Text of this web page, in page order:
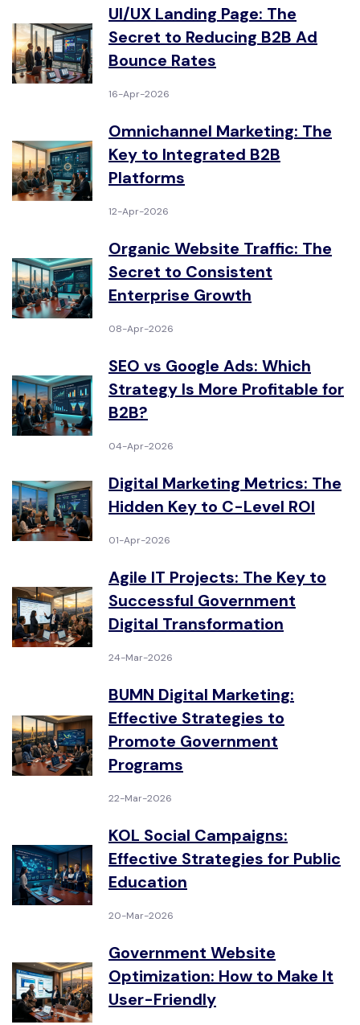
UI/UX Landing Page: The
Secret to Reducing B2B Ad
Bounce Rates
16-Apr-2026
Omnichannel Marketing: The
Key to Integrated B2B
Platforms
12-Apr-2026
Organic Website Traffic: The
Secret to Consistent
Enterprise Growth
08-Apr-2026
SEO vs Google Ads: Which
Strategy Is More Profitable for
B2B?
04-Apr-2026
Digital Marketing Metrics: The
Hidden Key to C-Level ROI
01-Apr-2026
Agile IT Projects: The Key to
Successful Government
Digital Transformation
24-Mar-2026
BUMN Digital Marketing:
Effective Strategies to
Promote Government
Programs
22-Mar-2026
KOL Social Campaigns:
Effective Strategies for Public
Education
20-Mar-2026
Government Website
Optimization: How to Make It
User-Friendly